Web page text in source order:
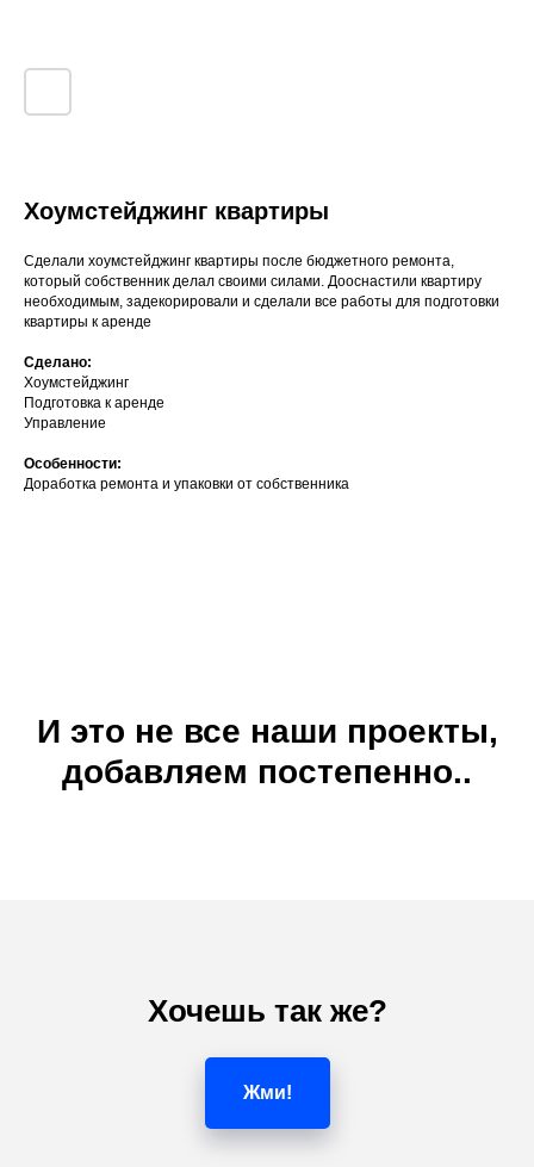
Хоумстейджинг квартиры
Сделали хоумстейджинг квартиры после бюджетного ремонта,
который собственник делал своими силами. Дооснастили квартиру
необходимым, задекорировали и сделали все работы для подготовки
квартиры к аренде
Сделано:
Хоумстейджинг
Подготовка к аренде
Управление
Особенности:
Доработка ремонта и упаковки от собственника
И это не все наши проекты,
добавляем постепенно..
Хочешь так же?
Жми!